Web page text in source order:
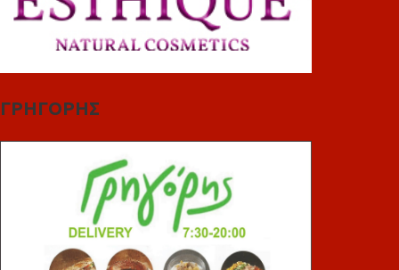
ΓΡΗΓΟΡΗΣ